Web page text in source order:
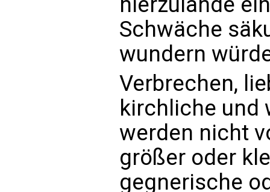
Schwäche
wundern
Verbrechen,
kirchliche und
werden nicht
größer oder
gegnerische